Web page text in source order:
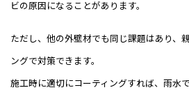
ビの原因になることがあります。
ただし、他の外壁材でも同じ課題はあり、
ングで対策できます。
施工時に適切にコーティングすれば、雨水